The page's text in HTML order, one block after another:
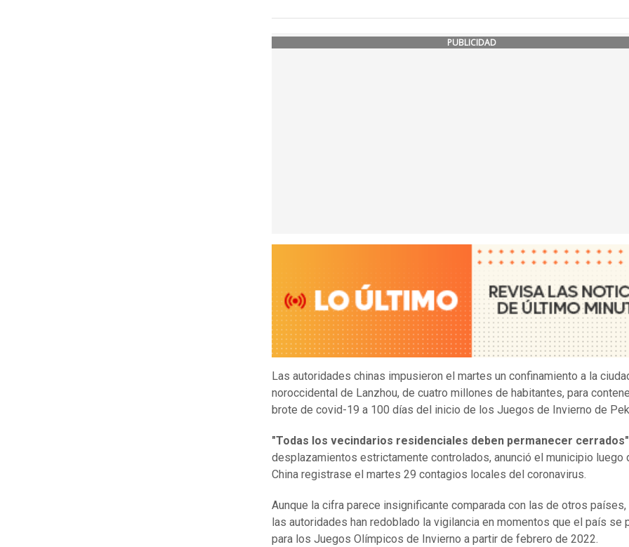
PUBLICIDAD
Las autoridades chinas impusieron el martes un confinamiento a la
noroccidental de Lanzhou, de cuatro millones de habitantes, para
brote de covid-19 a 100 días del inicio de los Juegos de Invierno de
"Todas los vecindarios residenciales deben permanecer cerrados"
desplazamientos estrictamente controlados, anunció el municipio luego
China registrase el martes 29 contagios locales del coronavirus.
Aunque la cifra parece insignificante comparada con las de otros
las autoridades han redoblado la vigilancia en momentos que el país se
para los Juegos Olímpicos de Invierno a partir de febrero de 2022.